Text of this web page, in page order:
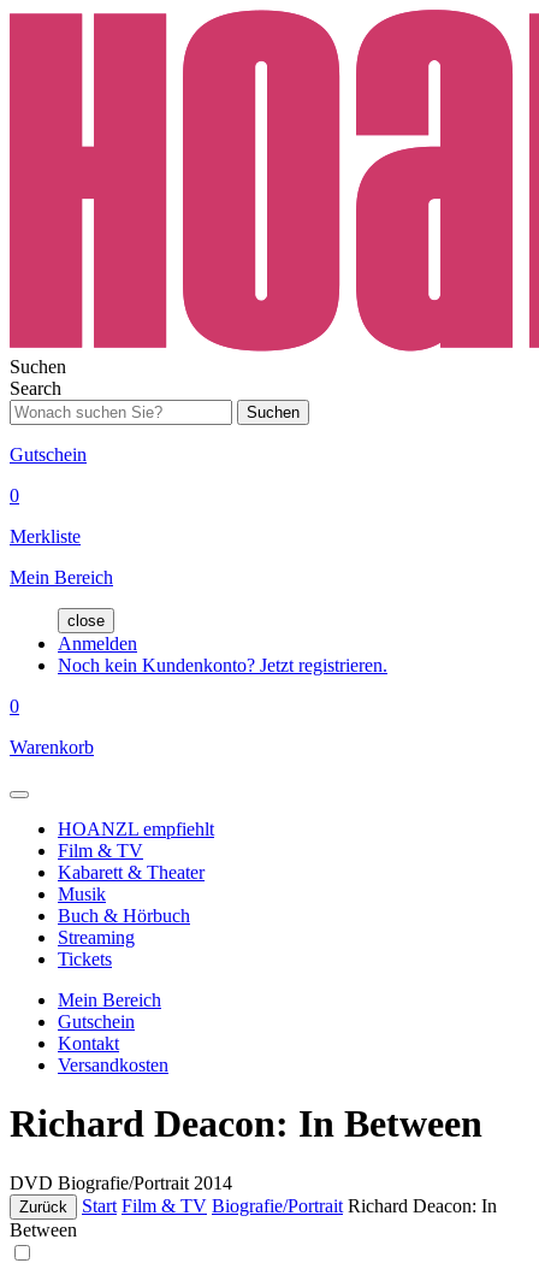
Suchen
Search
Suchen
Gutschein
0
Merkliste
Mein Bereich
close
Anmelden
Noch kein Kundenkonto? Jetzt registrieren.
0
Warenkorb
HOANZL empfiehlt
Film & TV
Kabarett & Theater
Musik
Buch & Hörbuch
Streaming
Tickets
Mein Bereich
Gutschein
Kontakt
Versandkosten
Richard Deacon: In Between
DVD Biografie/Portrait 2014
Zurück Start Film & TV Biografie/Portrait Richard Deacon: In
Between